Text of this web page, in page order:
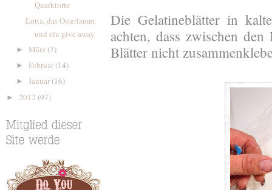
Quarktorte
Lotta, das Osterlamm
und ein give away
► März(7)
► Februar(14)
► Januar(16)
► 2012 (97)
Die Gelatineblätter in
achten, dass zwischen
Blätter nicht